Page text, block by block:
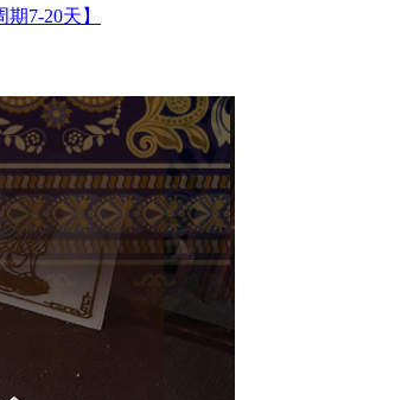
7-20天】